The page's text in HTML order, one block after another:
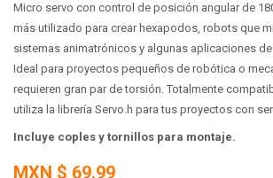
Micro servo con control de posición angular de
más utilizado para crear hexapodos, robots que
sistemas animatrónicos y algunas aplicaciones
Ideal para proyectos pequeños de robótica o
requieren gran par de torsión. Totalmente
utiliza la librería Servo.h para tus proyectos con
Incluye coples y tornillos para montaje.
MXN $ 69.99